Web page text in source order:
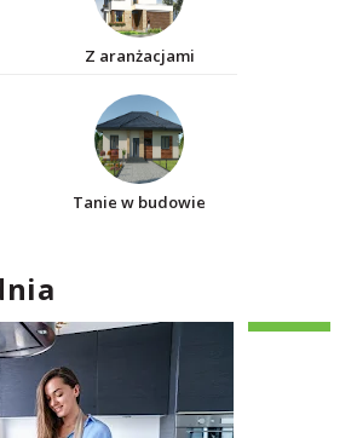
Z aranżacjami
Tanie w budowie